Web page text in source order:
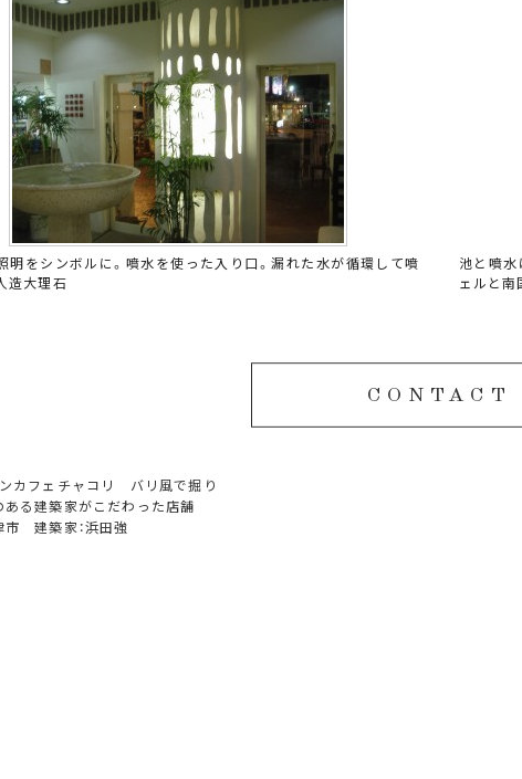
明をシンボルに。噴水を使った入り口。漏れた水が循環して噴
造大理石
池と噴
ェルと南
CONTACT
カフェチャコリ バリ風で掘り
ある建築家がこだわった店舗
市 建築家：浜田強